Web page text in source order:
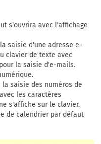
s'ouvrira avec l'affichage
saisie d'une adresse e-
clavier de texte avec
la saisie d'e-mails.
saisie des numéros de
les caractères
s'affiche sur le clavier.
de calendrier par défaut